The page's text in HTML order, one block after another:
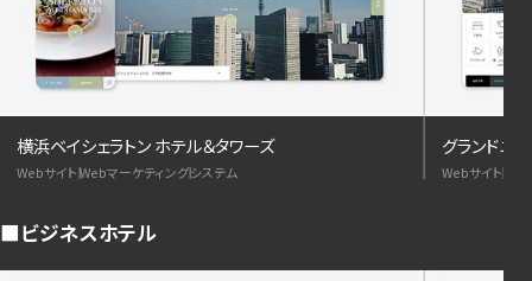
横浜ベイシェラトン ホテル＆タワーズ
WebサイトWebマーケティングシステム
グランドニ
Webサイト
ビジネスホテル